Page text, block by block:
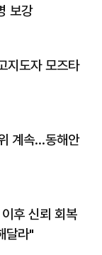
보강
지도자 모즈타
계속…동해안
후 신뢰 회복
달라"